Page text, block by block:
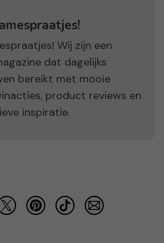
Wij zijn een
dat dagelijks
bereikt met mooie
product reviews en
inspiratie.